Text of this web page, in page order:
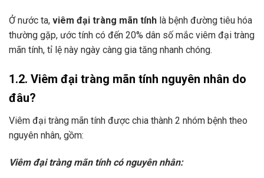
Ở nước ta, viêm đại tràng mãn tính là bệnh đường tiêu hóa
thường gặp, ước tính có đến 20% dân số mắc viêm đại tràng
mãn tính, tỉ lệ này ngày càng gia tăng nhanh chóng.
1.2. Viêm đại tràng mãn tính nguyên nhân do
đâu?
Viêm đại tràng mãn tính được chia thành 2 nhóm bệnh theo
nguyên nhân, gồm:
Viêm đại tràng mãn tính có nguyên nhân: